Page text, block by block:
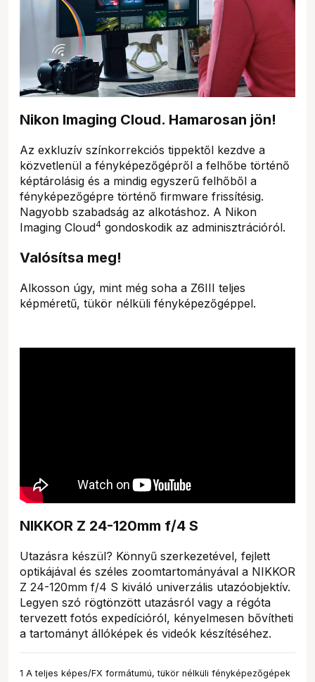
Nikon Imaging Cloud. Hamarosan jön!
Az exkluzív színkorrekciós tippektől kezdve a
közvetlenül a fényképezőgépről a felhőbe történő
képtárolásig és a mindig egyszerű felhőből a
fényképezőgépre történő firmware frissítésig.
Nagyobb szabadság az alkotáshoz. A Nikon
Imaging Cloud4 gondoskodik az adminisztrációról.
Valósítsa meg!
Alkosson úgy, mint még soha a Z6III teljes
képméretű, tükör nélküli fényképezőgéppel.
NIKKOR Z 24-120mm f/4 S
Utazásra készül? Könnyű szerkezetével, fejlett
optikájával és széles zoomtartományával a NIKKOR
Z 24-120mm f/4 S kiváló univerzális utazóobjektív.
Legyen szó rögtönzött utazásról vagy a régóta
tervezett fotós expedícióról, kényelmesen bővítheti
a tartományt állóképek és videók készítéséhez.
1 A teljes képes/FX formátumú, tükör nélküli fényképezőgépek